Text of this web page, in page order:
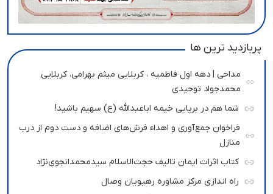
پربازدید ترین ها
مداحی | دهه اول فاطمیه ، کربلایی میثم بهرامی، کربلایی
محمدجواد توحیدی
شما هم در برپایی خیمه اباعبدالله (ع) سهیم باشید!
فراخوان جمع‌آوری و اهداء فرش‌های اضافه و دست دوم از درب
منازل
کتاب اثرات ایمان تالیف حجت‌الاسلام سیدمحمدانجوی‌نژاد
راه اندازی مرکز مشاوره رهپویان وصال